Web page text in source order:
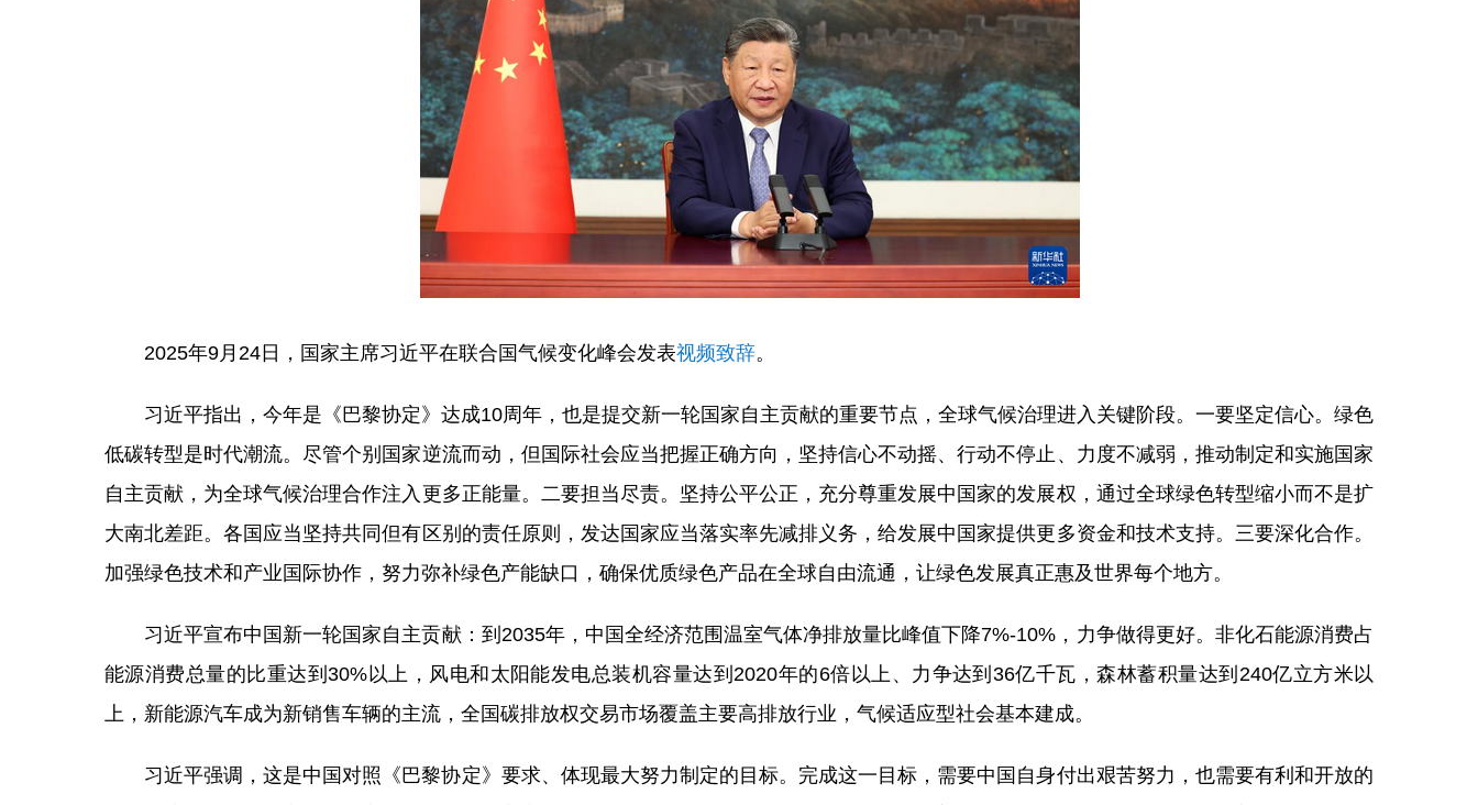
2025年9月24日，国家主席习近平在联合国气候变化峰会发表视频致辞。
习近平指出，今年是《巴黎协定》达成10周年，也是提交新一轮国家自主贡献的重要节点，全球气候治理进入关键阶段。一要坚定信心。绿色
低碳转型是时代潮流。尽管个别国家逆流而动，但国际社会应当把握正确方向，坚持信心不动摇、行动不停止、力度不减弱，推动制定和实施国家
自主贡献，为全球气候治理合作注入更多正能量。二要担当尽责。坚持公平公正，充分尊重发展中国家的发展权，通过全球绿色转型缩小而不是扩
大南北差距。各国应当坚持共同但有区别的责任原则，发达国家应当落实率先减排义务，给发展中国家提供更多资金和技术支持。三要深化合作。
加强绿色技术和产业国际协作，努力弥补绿色产能缺口，确保优质绿色产品在全球自由流通，让绿色发展真正惠及世界每个地方。
习近平宣布中国新一轮国家自主贡献：到2035年，中国全经济范围温室气体净排放量比峰值下降7%-10%，力争做得更好。非化石能源消费占
能源消费总量的比重达到30%以上，风电和太阳能发电总装机容量达到2020年的6倍以上、力争达到36亿千瓦，森林蓄积量达到240亿立方米以
上，新能源汽车成为新销售车辆的主流，全国碳排放权交易市场覆盖主要高排放行业，气候适应型社会基本建成。
习近平强调，这是中国对照《巴黎协定》要求、体现最大努力制定的目标。完成这一目标，需要中国自身付出艰苦努力，也需要有利和开放的